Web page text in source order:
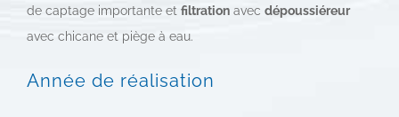
de captage importante et filtration avec dépoussiéreur
avec chicane et piège à eau.
Année de réalisation